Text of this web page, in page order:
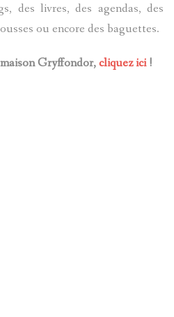
des livres, des agendas, des
ou encore des baguettes.
Gryffondor,cliquez ici!